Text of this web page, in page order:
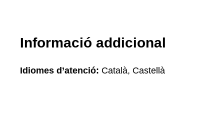
Informació addicional
Idiomes d’atenció: Català, Castellà